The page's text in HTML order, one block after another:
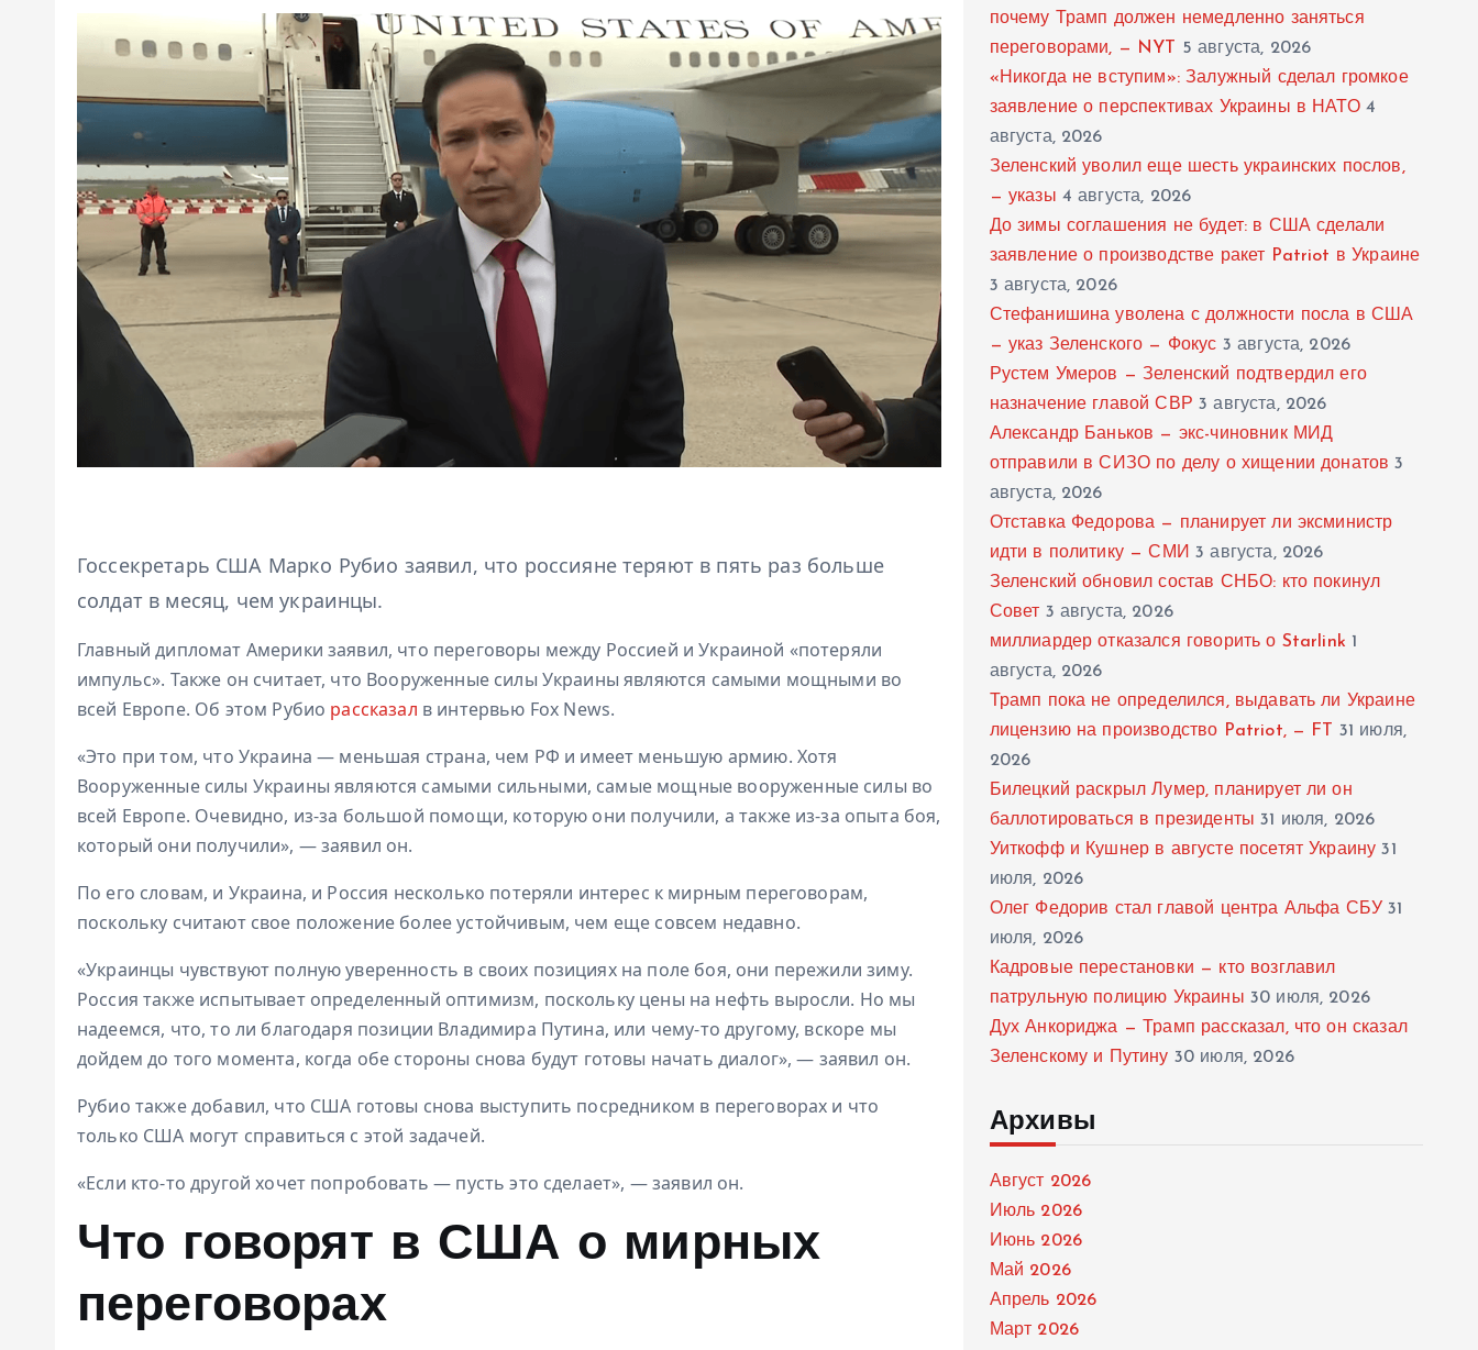
Госсекретарь США Марко Рубио заявил, что россияне теряют в пять раз больше
солдат в месяц, чем украинцы.
Главный дипломат Америки заявил, что переговоры между Россией и Украиной «потеряли
импульс». Также он считает, что Вооруженные силы Украины являются самыми мощными во
всей Европе. Об этом Рубио рассказал в интервью Fox News.
«Это при том, что Украина — меньшая страна, чем РФ и имеет меньшую армию. Хотя
Вооруженные силы Украины являются самыми сильными, самые мощные вооруженные силы во
всей Европе. Очевидно, из-за большой помощи, которую они получили, а также из-за опыта боя,
который они получили», — заявил он.
По его словам, и Украина, и Россия несколько потеряли интерес к мирным переговорам,
поскольку считают свое положение более устойчивым, чем еще совсем недавно.
«Украинцы чувствуют полную уверенность в своих позициях на поле боя, они пережили зиму.
Россия также испытывает определенный оптимизм, поскольку цены на нефть выросли. Но мы
надеемся, что, то ли благодаря позиции Владимира Путина, или чему-то другому, вскоре мы
дойдем до того момента, когда обе стороны снова будут готовы начать диалог», — заявил он.
Рубио также добавил, что США готовы снова выступить посредником в переговорах и что
только США могут справиться с этой задачей.
«Если кто-то другой хочет попробовать — пусть это сделает», — заявил он.
Что говорят в США о мирных
переговорах
почему Трамп должен немедленно заняться
переговорами, — NYT
5 августа, 2026
«Никогда не вступим»: Залужный сделал громкое
заявление о перспективах Украины в НАТО 4
августа, 2026
Зеленский уволил еще шесть украинских послов,
— указы 4 августа, 2026
До зимы соглашения не будет: в США сделали
заявление о производстве ракет Patriot в Украине
3 августа, 2026
Стефанишина уволена с должности посла в США
— указ Зеленского — Фокус 3 августа, 2026
Рустем Умеров — Зеленский подтвердил его
назначение главой СВР 3 августа, 2026
Александр Баньков — экс-чиновник МИД
отправили в СИЗО по делу о хищении донатов 3
августа, 2026
Отставка Федорова — планирует ли эксминистр
идти в политику — СМИ 3 августа, 2026
Зеленский обновил состав СНБО: кто покинул
Совет 3 августа, 2026
миллиардер отказался говорить о Starlink 1
августа, 2026
Трамп пока не определился, выдавать ли Украине
лицензию на производство Patriot, — FT
31 июля,
2026
Билецкий раскрыл Лумер, планирует ли он
баллотироваться в президенты 31 июля, 2026
Уиткофф и Кушнер в августе посетят Украину 31
июля, 2026
Олег Федорив стал главой центра Альфа СБУ 31
июля, 2026
Кадровые перестановки — кто возглавил
патрульную полицию Украины 30 июля, 2026
Дух Анкориджа — Трамп рассказал, что он сказал
Зеленскому и Путину 30 июля, 2026
Архивы
Август 2026
Июль 2026
Июнь 2026
Май 2026
Апрель 2026
Март 2026